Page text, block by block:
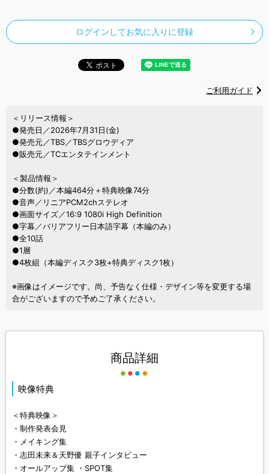
ログインしてお気に入りに登録
ご利用ガイド
＜リリース情報＞
●発売日／2026年7月31日(金)
●発売元／TBS／TBSグロウディア
●販売元／TCエンタテインメント
＜製品情報＞
●分数(約)／本編464分＋特典映像74分
●音声／リニアPCM2chステレオ
●画面サイズ／16:9 1080i High Definition
●字幕／バリアフリー日本語字幕（本編のみ）
●全10話
●1層
●4枚組（本編ディスク3枚+特典ディスク1枚）
※画像はイメージです。尚、予告なく仕様・デザイン等を変更する場
合がございますので予めご了承ください。
商品詳細
映像特典
＜特典映像＞
・制作発表会見
・メイキング集
・志田未来＆天野優 親子インタビュー
・オールアップ集 ・SPOT集